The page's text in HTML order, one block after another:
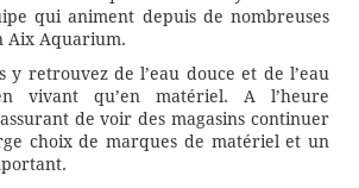
qui animent depuis de nombreuses
Aix Aquarium.
y retrouvez de l’eau douce et de l’eau
vivant qu’en matériel. A l’heure
de voir des magasins continuer
choix de marques de matériel et un